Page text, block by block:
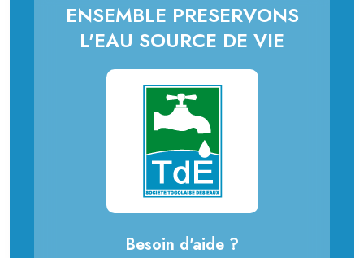
ENSEMBLE PRESERVONS
L'EAU SOURCE DE VIE
Besoin d'aide ?